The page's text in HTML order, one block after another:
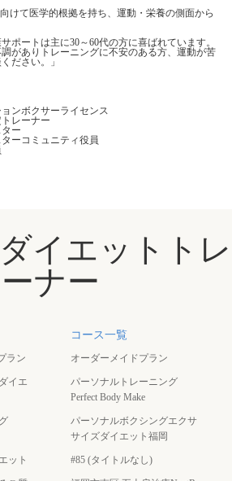
向けて医学的根拠を持ち、運動・栄養の側面から
ポートは主に30～60代の方に喜ばれています。
がありトレーニングに不安のある方、運動が苦
ださい。」
ンボクサーライセンス
レーナー
ー
ーコミュニティ役員
イエットトレ
ーナー
ラン
イエ
ット
コース一覧
オーダーメイドプラン
パーソナルトレーニング
Perfect Body Make
パーソナルボクシングエクサ
サイズダイエット福岡
#85 (タイトルなし)